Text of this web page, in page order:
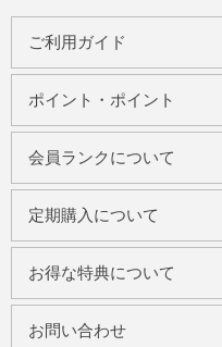
ご利用ガイド
ポイント・ポイント
会員ランクについて
定期購入について
お得な特典について
お問い合わせ